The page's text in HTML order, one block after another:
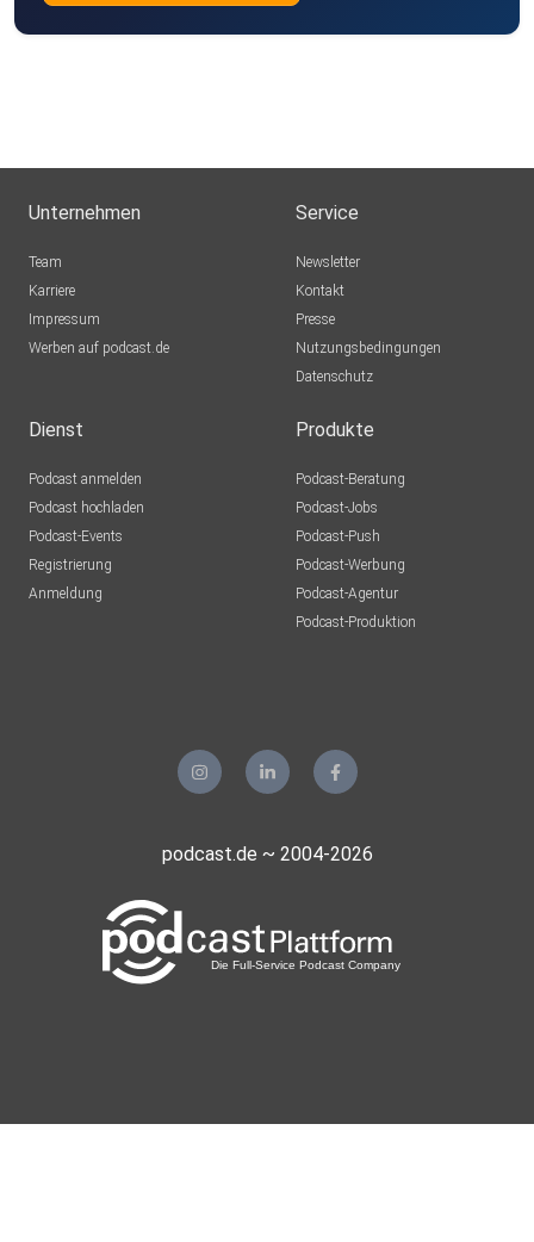
Unternehmen
Team
Karriere
Impressum
Werben auf podcast.de
Service
Newsletter
Kontakt
Presse
Nutzungsbedingungen
Datenschutz
Dienst
Podcast anmelden
Podcast hochladen
Podcast-Events
Registrierung
Anmeldung
Produkte
Podcast-Beratung
Podcast-Jobs
Podcast-Push
Podcast-Werbung
Podcast-Agentur
Podcast-Produktion
podcast.de ~ 2004-2026